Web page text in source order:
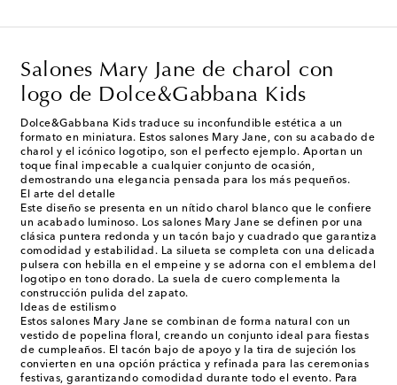
Salones Mary Jane de charol con
logo de Dolce&Gabbana Kids
Dolce&Gabbana Kids traduce su inconfundible estética a un
formato en miniatura. Estos salones Mary Jane, con su acabado de
charol y el icónico logotipo, son el perfecto ejemplo. Aportan un
toque final impecable a cualquier conjunto de ocasión,
demostrando una elegancia pensada para los más pequeños.
El arte del detalle
Este diseño se presenta en un nítido charol blanco que le confiere
un acabado luminoso. Los salones Mary Jane se definen por una
clásica puntera redonda y un tacón bajo y cuadrado que garantiza
comodidad y estabilidad. La silueta se completa con una delicada
pulsera con hebilla en el empeine y se adorna con el emblema del
logotipo en tono dorado. La suela de cuero complementa la
construcción pulida del zapato.
Ideas de estilismo
Estos salones Mary Jane se combinan de forma natural con un
vestido de popelina floral, creando un conjunto ideal para fiestas
de cumpleaños. El tacón bajo de apoyo y la tira de sujeción los
convierten en una opción práctica y refinada para las ceremonias
festivas, garantizando comodidad durante todo el evento. Para